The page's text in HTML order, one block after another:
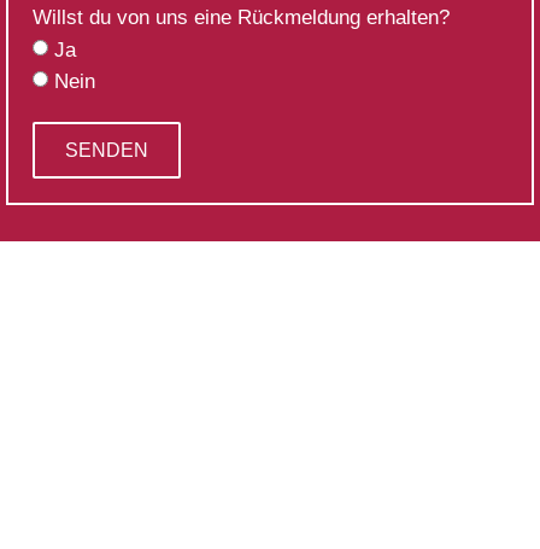
Willst du von uns eine Rückmeldung erhalten?
Ja
Nein
SENDEN